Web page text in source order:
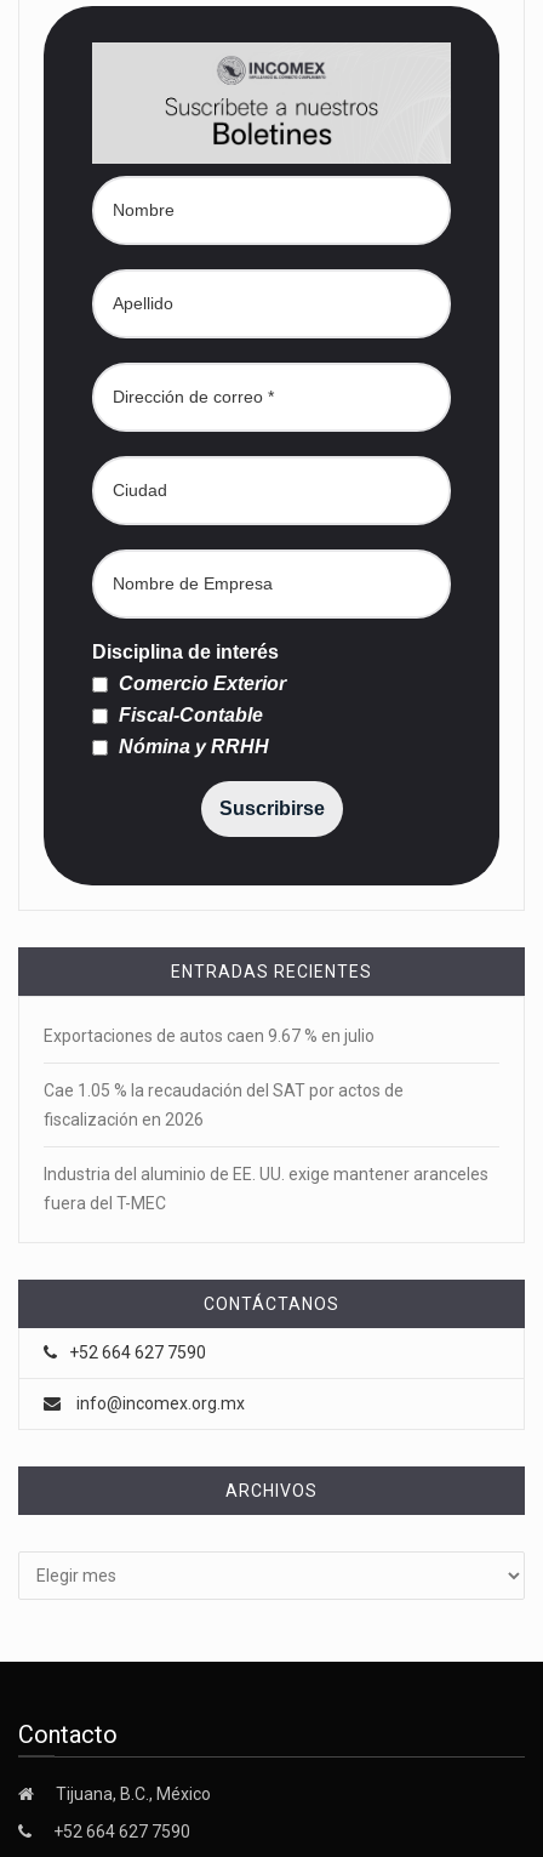
Disciplina de interés
Comercio Exterior
Fiscal-Contable
Nómina y RRHH
Suscribirse
ENTRADAS RECIENTES
Exportaciones de autos caen 9.67 % en julio
Cae 1.05 % la recaudación del SAT por actos de
fiscalización en 2026
Industria del aluminio de EE. UU. exige mantener aranceles
fuera del T-MEC
CONTÁCTANOS
+52 664 627 7590
info@incomex.org.mx
ARCHIVOS
Contacto
Tijuana, B.C., México
+52 664 627 7590